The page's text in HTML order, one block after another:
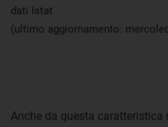
dati Istat
(ultimo aggiornamento:
Anche da questa